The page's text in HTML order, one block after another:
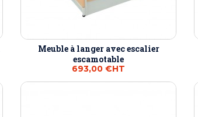
Meuble à langer avec escalier
escamotable
693,00 €HT